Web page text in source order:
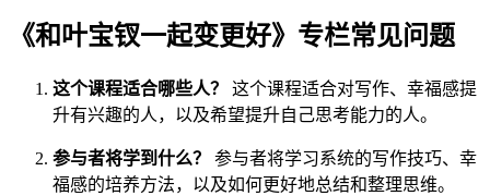
《和叶宝钗一起变更好》专栏常见问题
这个课程适合哪些人？
这个课程适合对写作、幸福感提
升有兴趣的人，以及希望提升自己思考能力的人。
参与者将学到什么？
参与者将学习系统的写作技巧、幸
福感的培养方法，以及如何更好地总结和整理思维。